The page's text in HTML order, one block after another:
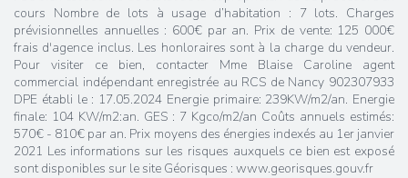
cours Nombre de lots à usage d’habitation : 7 lots. Charges
prévisionnelles annuelles : 600€ par an. Prix de vente: 125 000€
frais d'agence inclus. Les honloraires sont à la charge du vendeur.
Pour visiter ce bien, contacter Mme Blaise Caroline agent
commercial indépendant enregistrée au RCS de Nancy 902307933
DPE établi le : 17.05.2024 Energie primaire: 239KW/m2/an. Energie
finale: 104 KW/m2:an. GES : 7 Kgco/m2/an Coûts annuels estimés:
570€ - 810€ par an. Prix moyens des énergies indexés au 1er janvier
2021 Les informations sur les risques auxquels ce bien est exposé
sont disponibles sur le site Géorisques : www.georisques.gouv.fr